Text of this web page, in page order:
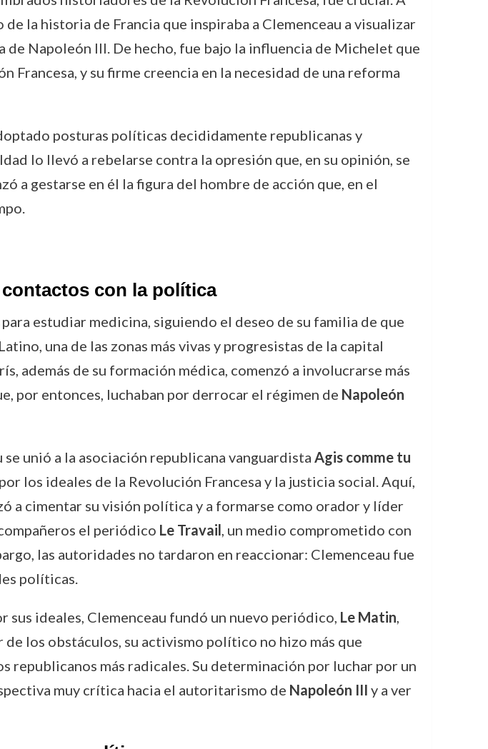
la historia de Francia que inspiraba a Clemenceau a visualizar
Napoleón III. De hecho, fue bajo la influencia de Michelet que
y su firme creencia en la necesidad de una reforma
posturas políticas decididamente republicanas y
lo llevó a rebelarse contra la opresión que, en su opinión, se
a gestarse en él la figura del hombre de acción que, en el
con la política
estudiar medicina, siguiendo el deseo de su familia de que
una de las zonas más vivas y progresistas de la capital
además de su formación médica, comenzó a involucrarse más
por entonces, luchaban por derrocar el régimen de Napoleón
unió a la asociación republicana vanguardista Agis comme tu
los ideales de la Revolución Francesa y la justicia social. Aquí,
a cimentar su visión política y a formarse como orador y líder
el periódico Le Travail, un medio comprometido con
las autoridades no tardaron en reaccionar: Clemenceau fue
políticas.
ideales, Clemenceau fundó un nuevo periódico, Le Matin,
los obstáculos, su activismo político no hizo más que
republicanos más radicales. Su determinación por luchar por un
muy crítica hacia el autoritarismo de Napoleón III y a ver